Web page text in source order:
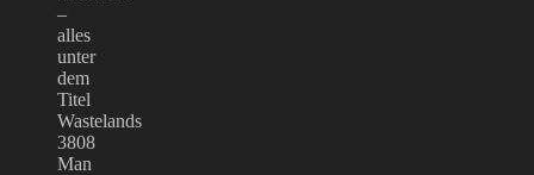
–
alles
unter
dem
Titel
Wastelands
3808
Man